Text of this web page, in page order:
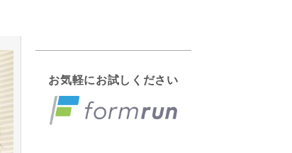
お気軽にお試しください